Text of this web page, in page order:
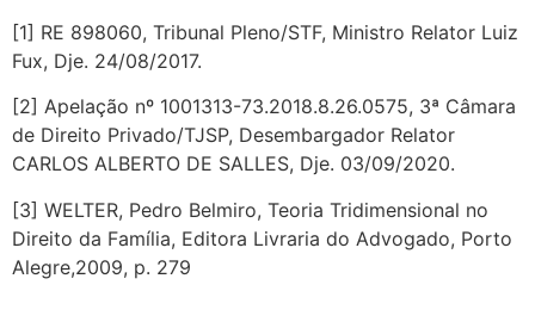
[1] RE 898060, Tribunal Pleno/STF, Ministro Relator Luiz
Fux, Dje. 24/08/2017.
[2] Apelação nº 1001313-73.2018.8.26.0575, 3ª Câmara
de Direito Privado/TJSP, Desembargador Relator
CARLOS ALBERTO DE SALLES, Dje. 03/09/2020.
[3] WELTER, Pedro Belmiro, Teoria Tridimensional no
Direito da Família, Editora Livraria do Advogado, Porto
Alegre,2009, p. 279